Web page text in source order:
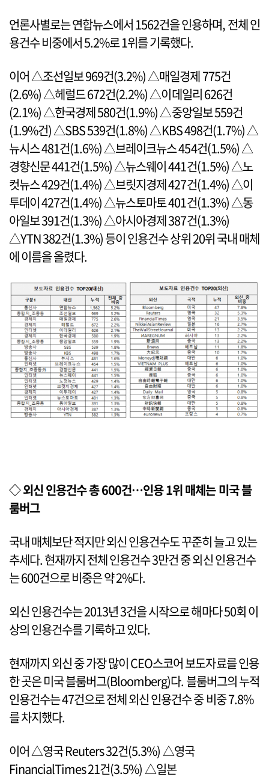
언론사별로는 연합뉴스에서 1562건을 인용하며, 전체 인
용건수 비중에서 5.2%로 1위를 기록했다.
이어 △조선일보 969건(3.2%) △매일경제 775건
(2.6%) △헤럴드 672건(2.2%) △이데일리 626건
(2.1%) △한국경제 580건(1.9%) △중앙일보 559건
(1.9%건) △SBS 539건(1.8%) △KBS 498건(1.7%) △
뉴시스 481건(1.6%) △브레이크뉴스 454건(1.5%) △
경향신문 441건(1.5%) △뉴스웨이 441건(1.5%) △노
컷뉴스 429건(1.4%) △브릿지경제 427건(1.4%) △이
투데이 427건(1.4%) △뉴스토마토 401건(1.3%) △동
아일보 391건(1.3%) △아시아경제 387건(1.3%)
△YTN 382건(1.3%) 등이 인용건수 상위 20위 국내 매체
에 이름을 올렸다.
◇ 외신 인용건수 총 600건…인용 1위 매체는 미국 블
룸버그
국내 매체보단 적지만 외신 인용건수도 꾸준히 늘고 있는
추세다. 현재까지 전체 인용건수 3만건 중 외신 인용건수
는 600건으로 비중은 약 2%다.
외신 인용건수는 2013년 3건을 시작으로 해마다 50회 이
상의 인용건수를 기록하고 있다.
현재까지 외신 중 가장 많이 CEO스코어 보도자료를 인용
한 곳은 미국 블룸버그(Bloomberg)다. 블룸버그의 누적
인용건수는 47건으로 전체 외신 인용건수 중 비중 7.8%
를 차지했다.
이어 △영국 Reuters 32건(5.3%) △영국
FinancialTimes 21건(3.5%) △일본